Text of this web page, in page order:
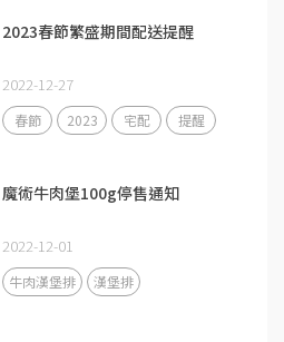
2023春節繁盛期間配送提醒
2022-12-27
春節 2023 宅配 提醒
魔術牛肉堡100g停售通知
2022-12-01
牛肉漢堡排 漢堡排